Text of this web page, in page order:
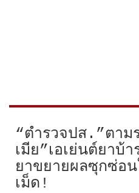
“ตำรวจปส.”ตาม
เมีย”เอเย่นต์ยาบ้
ยาขยายผลซุกซ่อ
เม็ด!